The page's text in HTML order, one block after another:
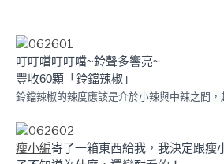
叮叮噹叮叮噹~鈴聲多響亮~
豐收60顆「鈴鐺辣椒」
鈴鐺辣椒的辣度應該是介於小辣與中辣之間，
瘦小編寄了一箱東西給我，我決定跟瘦